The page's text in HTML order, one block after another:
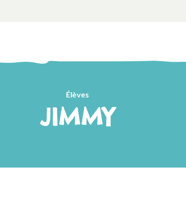
Élèves
JIMMY